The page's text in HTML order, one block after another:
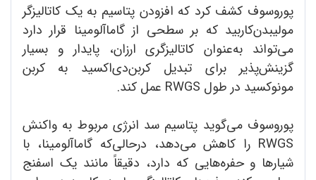
پوروسوف کشف کرد که افزودن پتاسیم به یک کاتالیزگر
مولیبدن‌کاربید که بر سطحی از گاما‌آلومینا قرار دارد
می‌تواند به‌عنوان کاتالیزگری ارزان، پایدار و بسیار
گزینش‌پذیر برای تبدیل کربن‌دی‌اکسید به کربن
مونوکسید در طول RWGS عمل کند.
پوروسوف می‌گوید پتاسیم سد انرژی مربوط به واکنش
RWGS را کاهش می‌دهد، در‌حالی‌که گاما‌آلومینا، با
شیارها و حفره‌هایی که دارد، دقیقاً مانند یک اسفنج